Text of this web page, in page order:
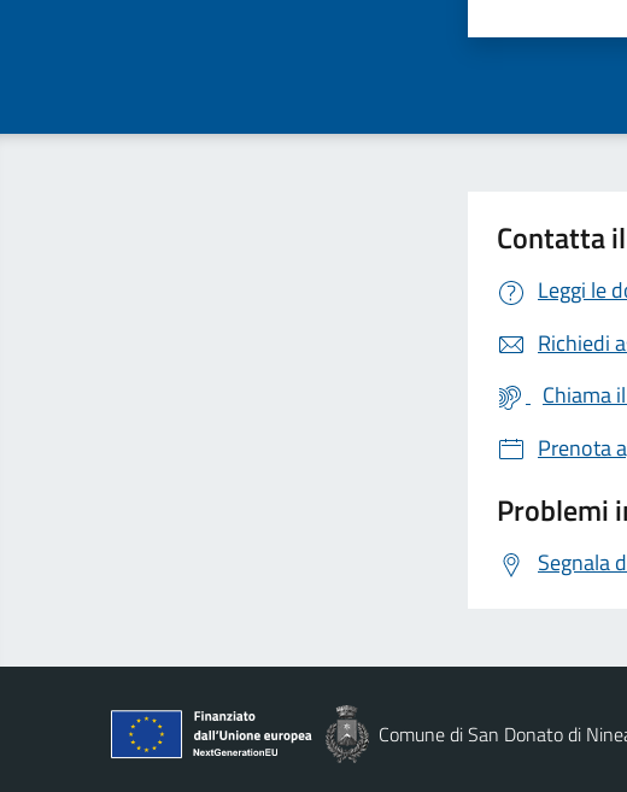
Contatta
Leggi le
Richiedi
Chiama
Prenota
Problemi
Segnala
Comune di San Donato di